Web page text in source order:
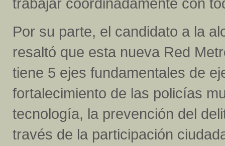
trabajar coordinadamente con
Por su parte, el candidato a la
resaltó que esta nueva Red
tiene 5 ejes fundamentales de
fortalecimiento de las policías
tecnología, la prevención del
través de la participación